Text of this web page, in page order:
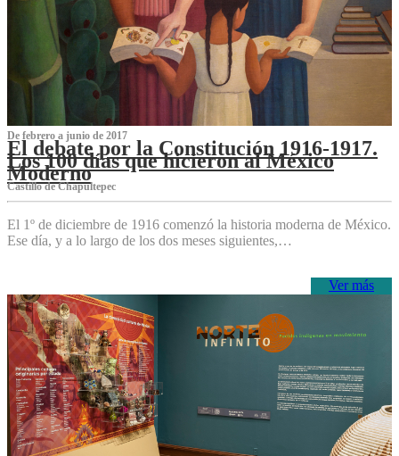
De febrero a junio de 2017
El debate por la Constitución 1916-1917.
Los 100 días que hicieron al México
Moderno
Castillo de Chapultepec
El 1º de diciembre de 1916 comenzó la historia moderna de México.
Ese día, y a lo largo de los dos meses siguientes,…
Ver más